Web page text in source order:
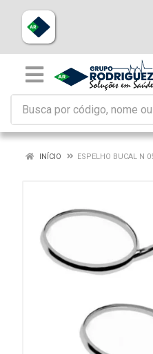
INÍCIO ESPELHO BUCAL N